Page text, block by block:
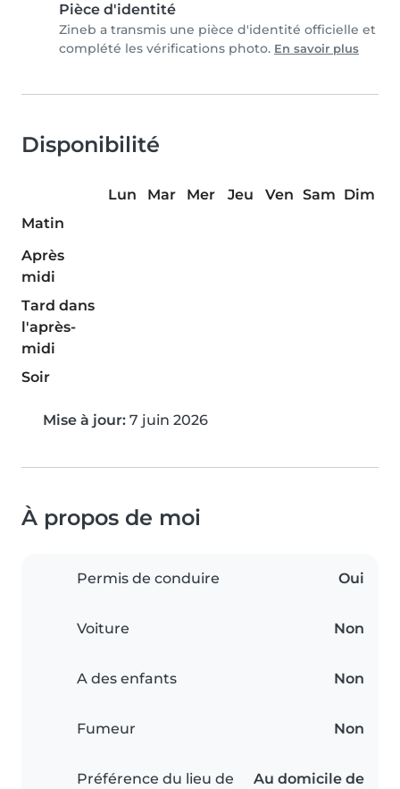
Pièce d'identité
Zineb a transmis une pièce d'identité officielle et
complété les vérifications photo. En savoir plus
Disponibilité
Lun Mar Mer Jeu Ven Sam Dim
Matin
Après
midi
Tard dans
l'après-
midi
Soir
Mise à jour: 7 juin 2026
À propos de moi
Permis de conduire Oui
Voiture Non
A des enfants Non
Fumeur Non
Préférence du lieu de
Au domicile de